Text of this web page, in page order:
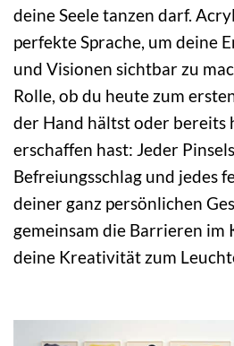
deine Seele tanzen darf.
perfekte Sprache, um deine
und Visionen sichtbar zu
Rolle, ob du heute zum
der Hand hältst oder bereits
erschaffen hast: Jeder
Befreiungsschlag und jedes
deiner ganz persönlichen
gemeinsam die Barrieren im
deine Kreativität zum